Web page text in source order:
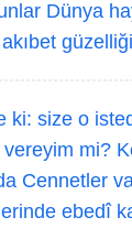
Dünya
ki: size o
vereyim mi?
Cennetler
ebedî